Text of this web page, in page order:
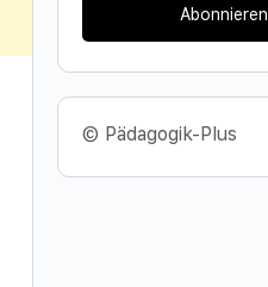
Abonnieren
© Pädagogik-Plus